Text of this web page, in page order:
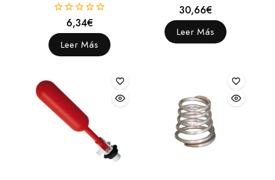
fuera
de
6,34€
Leer Más
fuera
de
30,66€
Leer Más